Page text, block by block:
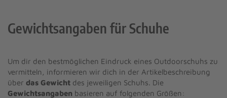
Gewichtsangaben für Schuhe
Um dir den bestmöglichen Eindruck eines Outdoorschuhs zu
vermitteln, informieren wir dich in der Artikelbeschreibung
über das Gewicht des jeweiligen Schuhs. Die
Gewichtsangaben basieren auf folgenden Größen: